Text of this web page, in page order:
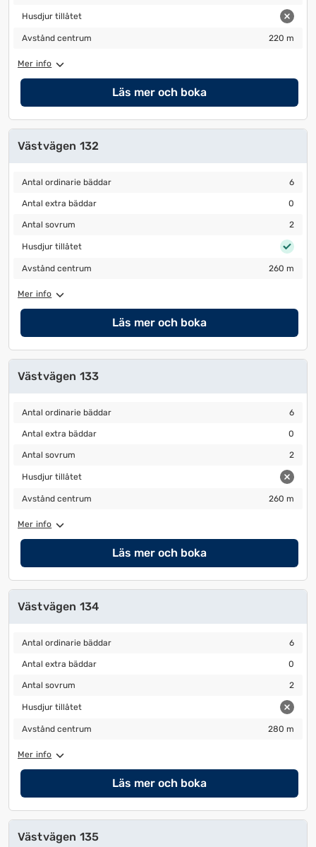
Husdjur tillåtet
Husdjur tillåtet
Avstånd centrum
Avstånd centrum 220 m
Mer info
Läs mer och boka
Västvägen 132
Antal ordinarie bäddar
Antal ordinarie bäddar 6
Antal extra bäddar
Antal extra bäddar 0
Antal sovrum
Antal sovrum 2
Husdjur tillåtet
Husdjur tillåtet
Avstånd centrum
Avstånd centrum 260 m
Mer info
Läs mer och boka
Västvägen 133
Antal ordinarie bäddar
Antal ordinarie bäddar 6
Antal extra bäddar
Antal extra bäddar 0
Antal sovrum
Antal sovrum 2
Husdjur tillåtet
Husdjur tillåtet
Avstånd centrum
Avstånd centrum 260 m
Mer info
Läs mer och boka
Västvägen 134
Antal ordinarie bäddar
Antal ordinarie bäddar 6
Antal extra bäddar
Antal extra bäddar 0
Antal sovrum
Antal sovrum 2
Husdjur tillåtet
Husdjur tillåtet
Avstånd centrum
Avstånd centrum 280 m
Mer info
Läs mer och boka
Västvägen 135